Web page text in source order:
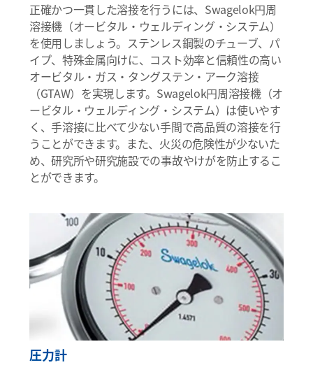
正確かつ一貫した溶接を行うには、Swagelok円周
溶接機（オービタル・ウェルディング・システム）
を使用しましょう。ステンレス鋼製のチューブ、パ
イプ、特殊金属向けに、コスト効率と信頼性の高い
オービタル・ガス・タングステン・アーク溶接
（GTAW）を実現します。Swagelok円周溶接機（オ
ービタル・ウェルディング・システム）は使いやす
く、手溶接に比べて少ない手間で高品質の溶接を行
うことができます。また、火災の危険性が少ないた
め、研究所や研究施設での事故やけがを防止するこ
とができます。
圧力計